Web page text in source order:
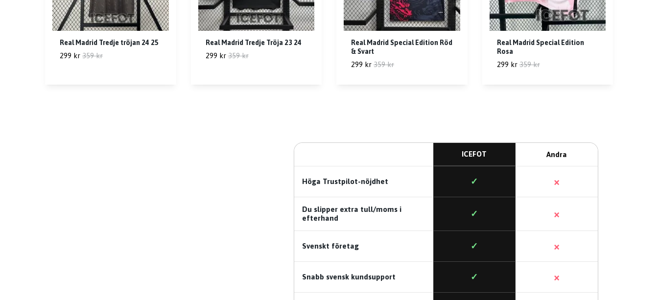
Real Madrid Tredje tröjan 24 25
299 kr 359 kr
Real Madrid Tredje Tröja 23 24
299 kr 359 kr
Real Madrid Special Edition Röd
& Svart
299 kr 359 kr
Real Madrid Special Edition
Rosa
299 kr 359 kr
ICEFOT Andra
Höga Trustpilot-nöjdhet ✓ ×
Du slipper extra tull/moms i
efterhand
✓ ×
Svenskt företag ✓ ×
Snabb svensk kundsupport ✓ ×